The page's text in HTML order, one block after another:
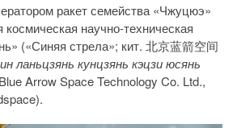
ракет семейства «Чжуцюэ»
научно-техническая
(«Синяя стрела»; кит. 北京蓝箭空间
ланьцзянь кунцзянь кэцзи юсянь
Arrow Space Technology Co. Ltd.,